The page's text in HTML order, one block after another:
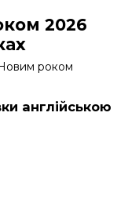
2026
роком
англійською